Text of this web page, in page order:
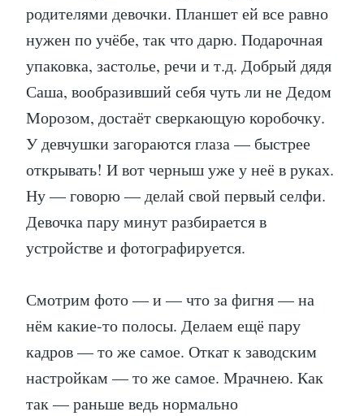
родителями девочки. Планшет ей все равно
нужен по учёбе, так что дарю. Подарочная
упаковка, застолье, речи и т.д. Добрый дядя
Саша, вообразивший себя чуть ли не Дедом
Морозом, достаёт сверкающую коробочку.
У девчушки загораются глаза — быстрее
открывать! И вот черныш уже у неё в руках.
Ну — говорю — делай свой первый селфи.
Девочка пару минут разбирается в
устройстве и фотографируется.
Смотрим фото — и — что за фигня — на
нём какие-то полосы. Делаем ещё пару
кадров — то же самое. Откат к заводским
настройкам — то же самое. Мрачнею. Как
так — раньше ведь нормально